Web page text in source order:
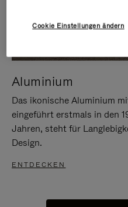
Aluminium
Das ikonische Aluminium
eingeführt erstmals in den
Jahren, steht für
Design.
ENTDECKEN
Cookie Einstellungen ändern